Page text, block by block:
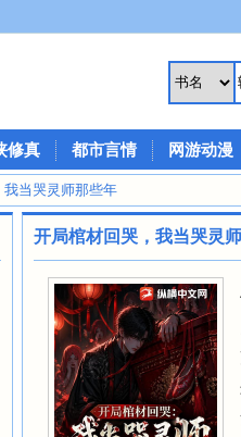
修真 都市言情 网游动漫
当哭灵师那些年
开局棺材回哭，我当哭灵